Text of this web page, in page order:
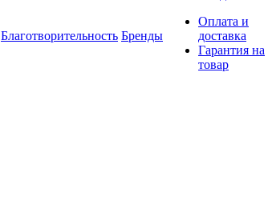
Благотворительность Бренды
Оплата и
доставка
Гарантия на
товар